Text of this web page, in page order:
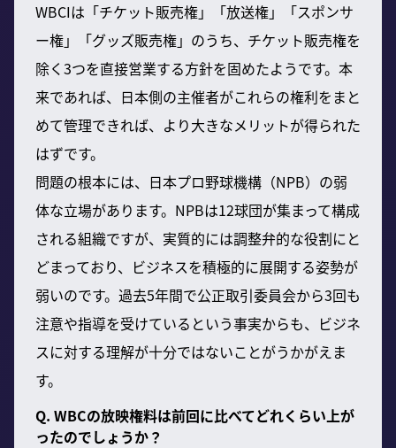
WBCIは「チケット販売権」「放送権」「スポンサ
ー権」「グッズ販売権」のうち、チケット販売権を
除く3つを直接営業する方針を固めたようです。本
来であれば、日本側の主催者がこれらの権利をまと
めて管理できれば、より大きなメリットが得られた
はずです。
問題の根本には、日本プロ野球機構（NPB）の弱
体な立場があります。NPBは12球団が集まって構成
される組織ですが、実質的には調整弁的な役割にと
どまっており、ビジネスを積極的に展開する姿勢が
弱いのです。過去5年間で公正取引委員会から3回も
注意や指導を受けているという事実からも、ビジネ
スに対する理解が十分ではないことがうかがえま
す。
Q. WBCの放映権料は前回に比べてどれくらい上が
ったのでしょうか？